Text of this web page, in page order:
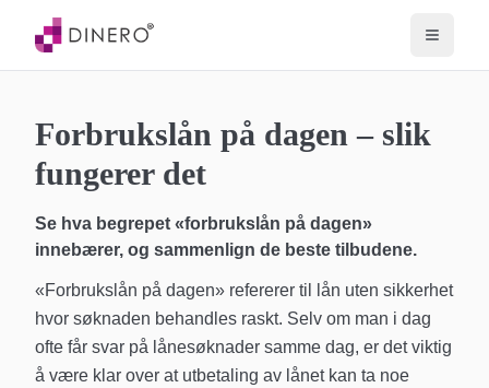
Forbrukslån på dagen – slik
fungerer det
Se hva begrepet «forbrukslån på dagen»
innebærer, og sammenlign de beste tilbudene.
«Forbrukslån på dagen» refererer til lån uten sikkerhet
hvor søknaden behandles raskt. Selv om man i dag
ofte får svar på lånesøknader samme dag, er det viktig
å være klar over at utbetaling av lånet kan ta noe